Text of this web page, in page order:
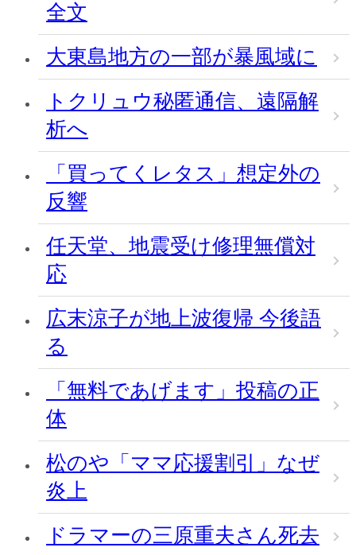
全文
大東島地方の一部が暴風域に
トクリュウ秘匿通信、遠隔解
析へ
「買ってくレタス」想定外の
反響
任天堂、地震受け修理無償対
応
広末涼子が地上波復帰 今後語
る
「無料であげます」投稿の正
体
松のや「ママ応援割引」なぜ
炎上
ドラマーの三原重夫さん死去